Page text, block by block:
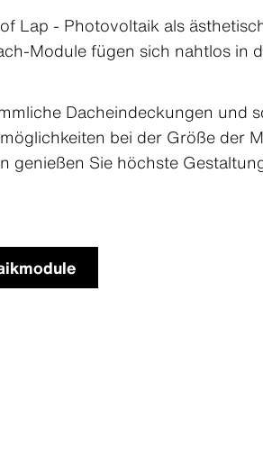
Lap - Photovoltaik als
Module fügen sich nahtlos in
Dacheindeckungen und
bei der Größe der
genießen Sie höchste